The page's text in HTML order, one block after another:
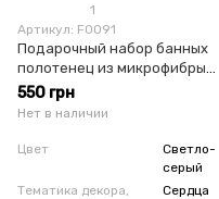
1
Артикул: F0091
Подарочный набор банных
полотенец из микрофибры
светло-серый
550 грн
Нет в наличии
Цвет
Светло-
серый
Тематика декора,
Сердца